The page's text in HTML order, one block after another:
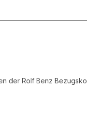
der Rolf Benz